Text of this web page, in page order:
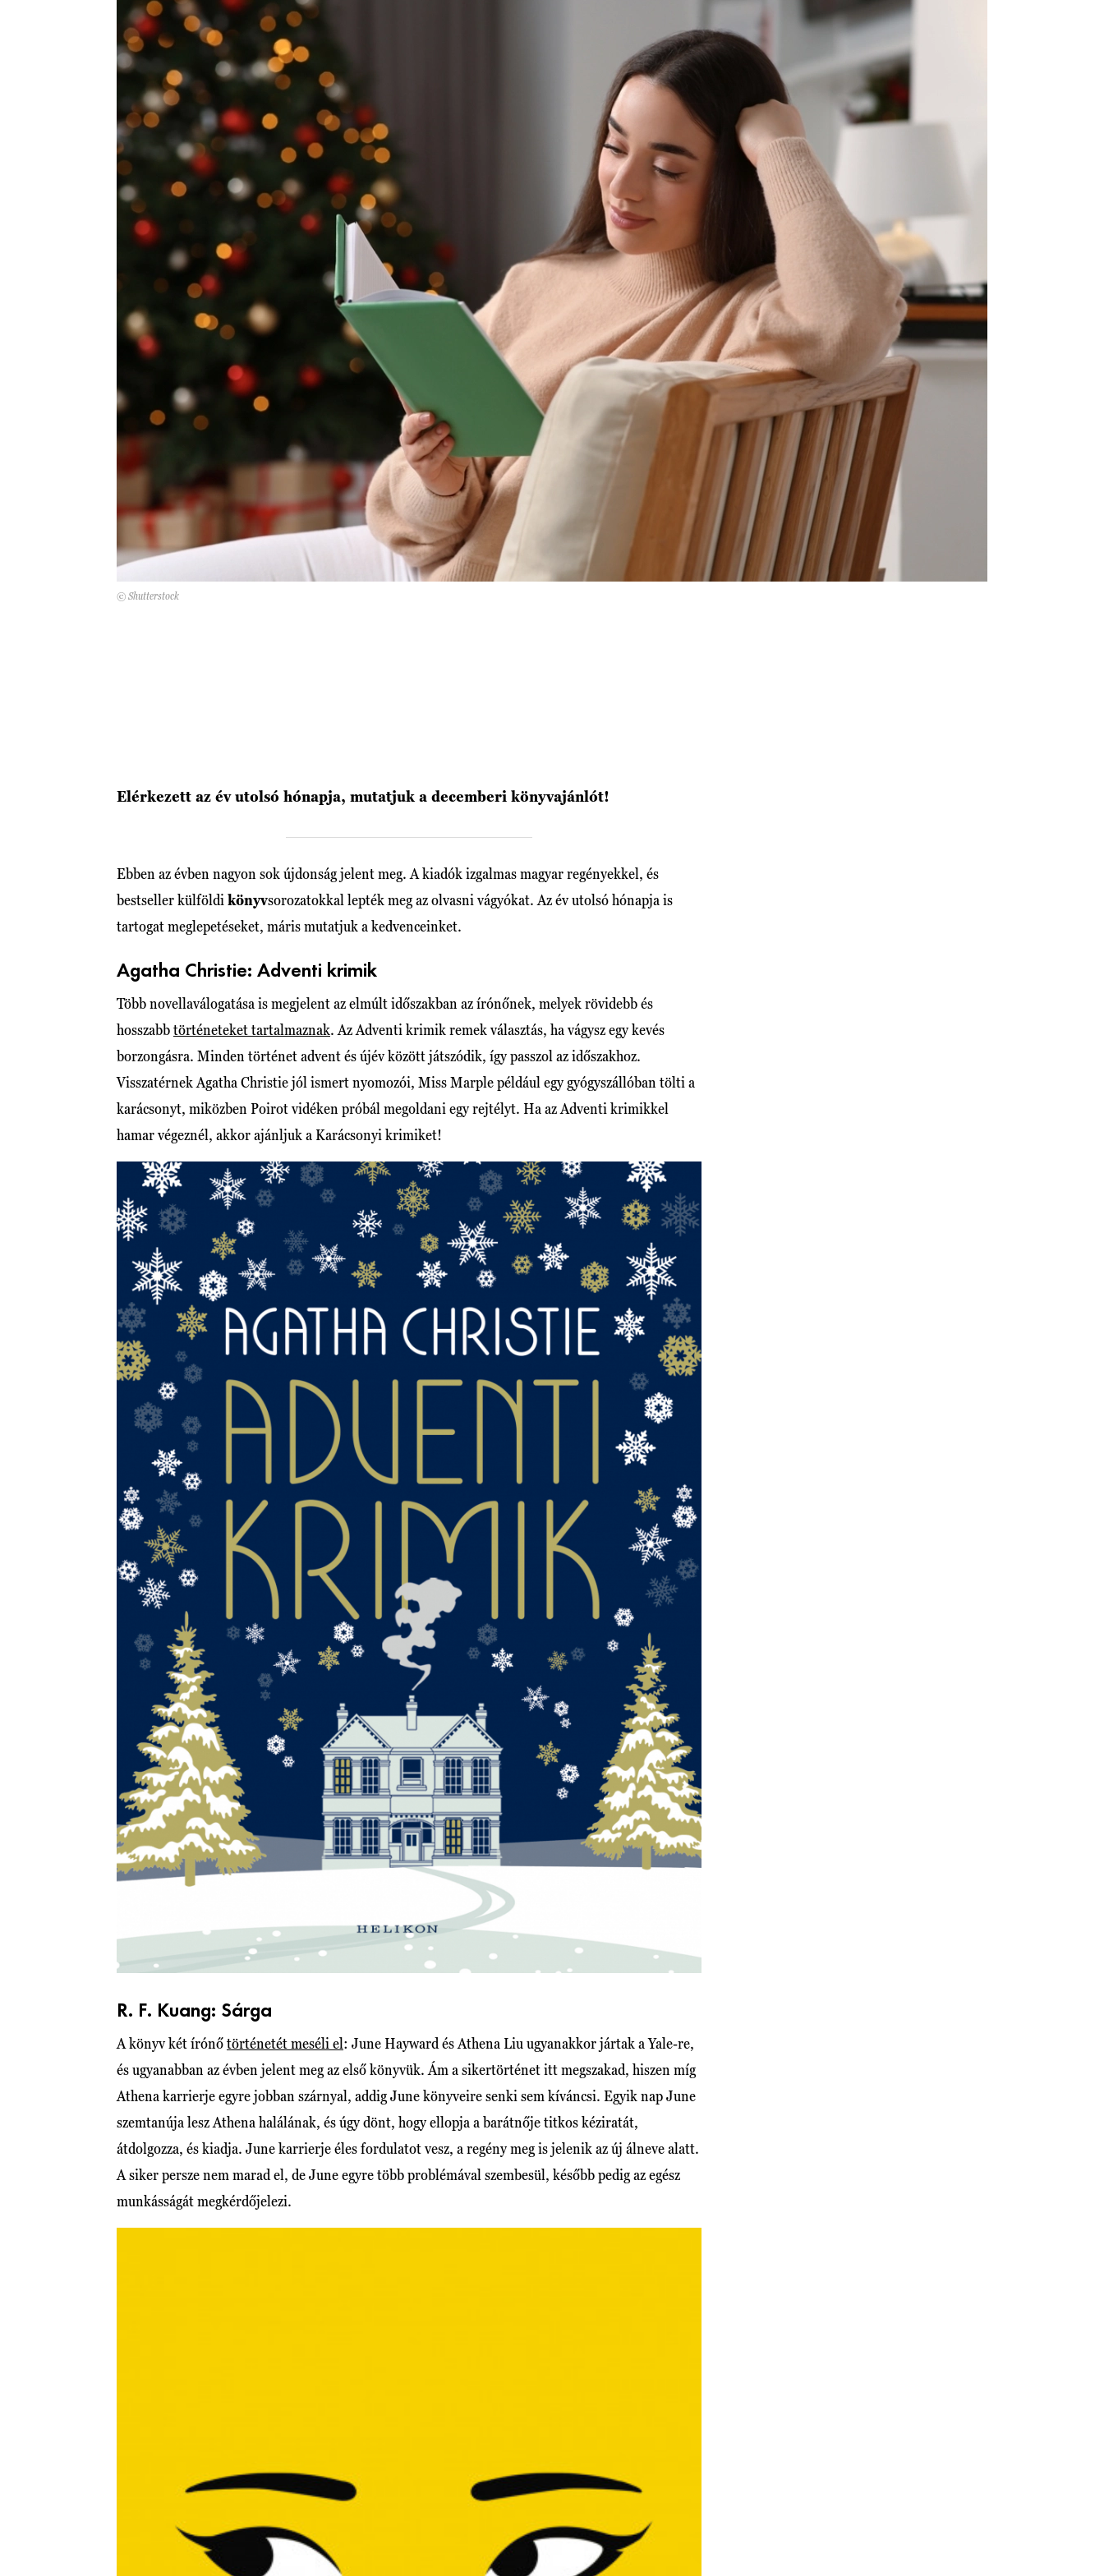
© Shutterstock
Elérkezett az év utolsó hónapja, mutatjuk a decemberi könyvajánlót!
Ebben az évben nagyon sok újdonság jelent meg. A kiadók izgalmas magyar regényekkel, és
bestseller külföldi könyvsorozatokkal lepték meg az olvasni vágyókat. Az év utolsó hónapja is
tartogat meglepetéseket, máris mutatjuk a kedvenceinket.
Agatha Christie: Adventi krimik
Több novellaválogatása is megjelent az elmúlt időszakban az írónőnek, melyek rövidebb és
hosszabbtörténeteket tartalmaznak. Az Adventi krimik remek választás, ha vágysz egy kevés
borzongásra. Minden történet advent és újév között játszódik, így passzol az időszakhoz.
Visszatérnek Agatha Christie jól ismert nyomozói, Miss Marple például egy gyógyszállóban tölti a
karácsonyt, miközben Poirot vidéken próbál megoldani egy rejtélyt. Ha az Adventi krimikkel
hamar végeznél, akkor ajánljuk a Karácsonyi krimiket!
R. F. Kuang: Sárga
A könyv két írónőtörténetét meséli el: June Hayward és Athena Liu ugyanakkor jártak a Yale-re,
és ugyanabban az évben jelent meg az első könyvük. Ám a sikertörténet itt megszakad, hiszen míg
Athena karrierje egyre jobban szárnyal, addig June könyveire senki sem kíváncsi. Egyik nap June
szemtanúja lesz Athena halálának, és úgy dönt, hogy ellopja a barátnője titkos kéziratát,
átdolgozza, és kiadja. June karrierje éles fordulatot vesz, a regény meg is jelenik az új álneve alatt.
A siker persze nem marad el, de June egyre több problémával szembesül, később pedig az egész
munkásságát megkérdőjelezi.